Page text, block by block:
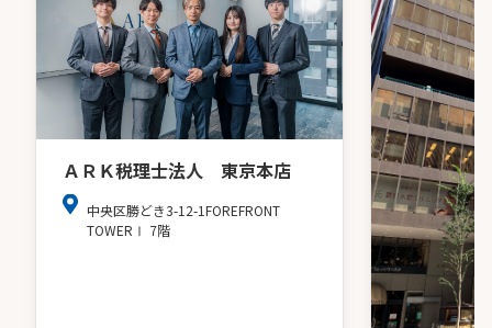
ＡＲＫ税理士法人 東京本店
中央区勝どき3-12-1FOREFRONT
TOWERⅠ 7階